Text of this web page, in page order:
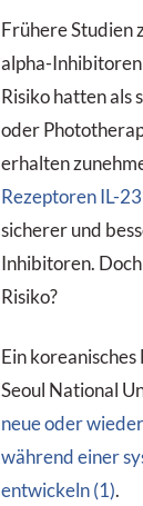
Frühere Studien
alpha-
Risiko hatten als
oder
erhalten
Rezeptoren IL-
sicherer und
Inhibitoren.
Risiko?
Ein
Seoul National
neue oder
während einer
entwickeln (1).